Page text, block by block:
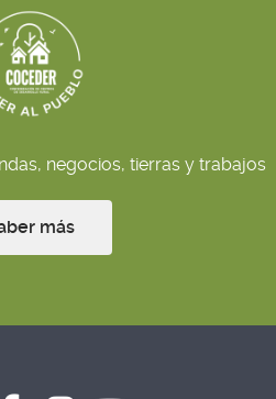
negocios, tierras y trabajos
más